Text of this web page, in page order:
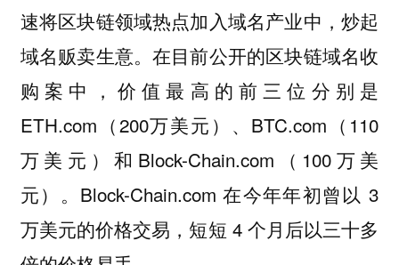
速将区块链领域热点加入域名产业中，炒起
域名贩卖生意。在目前公开的区块链域名收
购案中，价值最高的前三位分别是
ETH.com（200万美元）、BTC.com（110
万美元）和Block-Chain.com（100万美
元）。Block-Chain.com 在今年年初曾以 3
万美元的价格交易，短短 4 个月后以三十多